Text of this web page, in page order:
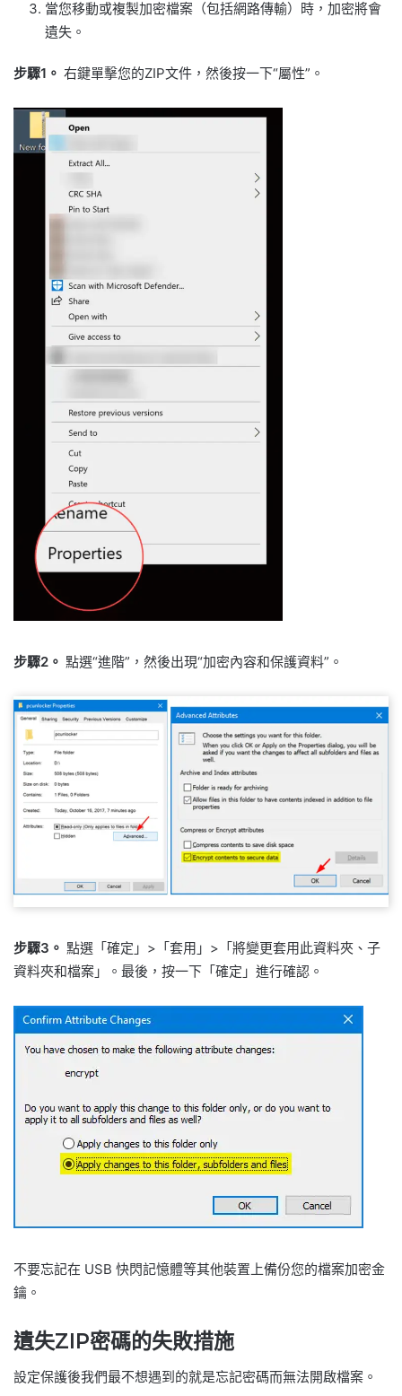
當您移動或複製加密檔案（包括網路傳輸）時，加密將會
遺失。
步驟1。 右鍵單擊您的ZIP文件，然後按一下“屬性”。
步驟2。 點選“進階”，然後出現“加密內容和保護資料”。
步驟3。 點選「確定」>「套用」>「將變更套用此資料夾、子
資料夾和檔案」。最後，按一下「確定」進行確認。
不要忘記在 USB 快閃記憶體等其他裝置上備份您的檔案加密金
鑰。
遺失ZIP密碼的失敗措施
設定保護後我們最不想遇到的就是忘記密碼而無法開啟檔案。